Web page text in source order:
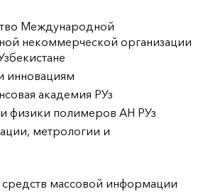
Международной
некоммерческой организации
инновациям
академия РУз
физики полимеров АН РУз
метрологии и
средств массовой информации